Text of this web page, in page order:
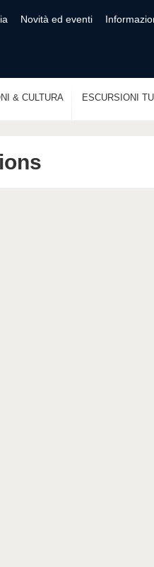
Novità ed eventi
& CULTURA ESCURSIONI